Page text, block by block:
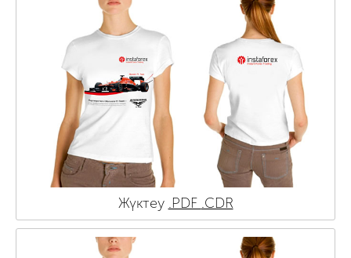
Жүктеу .PDF .CDR